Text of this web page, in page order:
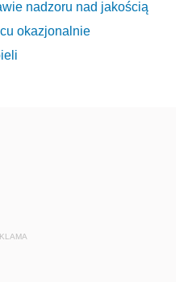
nadzoru nad jakością
okazjonalnie